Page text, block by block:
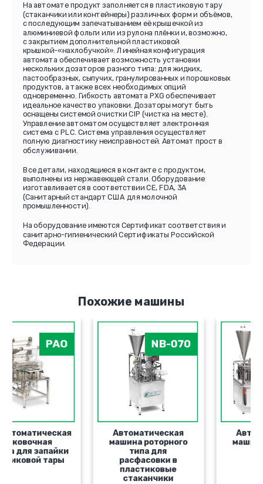
На автомате продукт заполняется в пластиковую тару
(стаканчики или контейнеры) различных форм и объёмов,
с последующим запечатыванием её крышечкой из
алюминиевой фольги или из рулона плёнки и, возможно,
с закрытием дополнительной пластиковой
крышкой-«нахлобучкой». Линейная конфигурация
автомата обеспечивает возможность установки
нескольких дозаторов разного типа: для жидких,
пастообразных, сыпучих, гранулированных и порошковых
продуктов, а также всех необходимых опций
одновременно. Гибкость автомата PXG обеспечивает
идеальное качество упаковки. Дозаторы могут быть
оснащены системой очистки CIP (чистка на месте).
Управление автоматом осуществляет электронная
система с PLC. Система управления осуществляет
полную диагностику неисправностей. Автомат прост в
обслуживании.
Все детали, находящиеся в контакте с продуктом,
выполнены из нержавеющей стали. Оборудование
изготавливается в соответствии СЕ, FDA, 3A
(Санитарный стандарт США для молочной
промышленности).
На оборудование имеются Сертификат соответствия и
санитарно-гигиенический Сертификаты Российской
Федерации.
Похожие машины
NB-070
Автоматическая
машина роторного
типа для
расфасовки в
пластиковые
стаканчики
Полуавтоматическая
упаковочная
машина для запайки
пластиковой тары